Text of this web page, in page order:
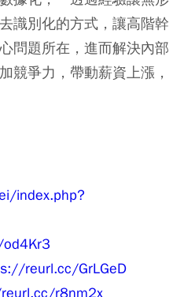
識別化的方式，讓高階幹
問題所在，進而解決內部
競爭力，帶動薪資上漲，
index.php?
reurl.cc/GrLGeD
r8nm2x